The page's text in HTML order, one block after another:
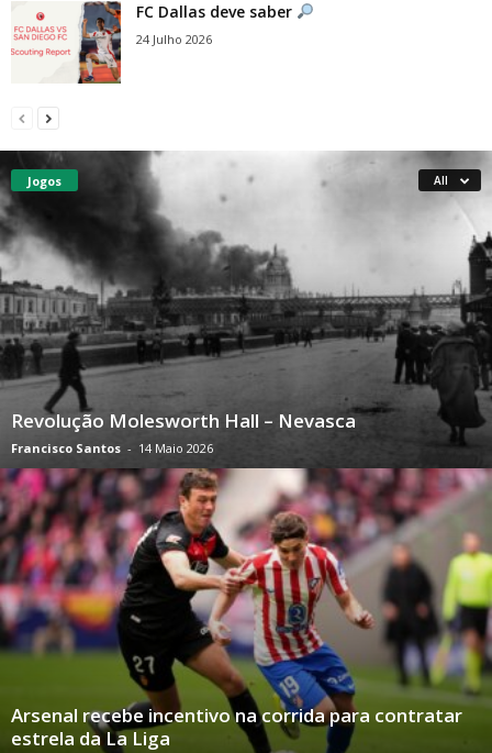
FC Dallas deve saber
24 Julho 2026
Jogos All
Revolução Molesworth Hall – Nevasca
Francisco Santos - 14 Maio 2026
Arsenal recebe incentivo na corrida para contratar
estrela da La Liga